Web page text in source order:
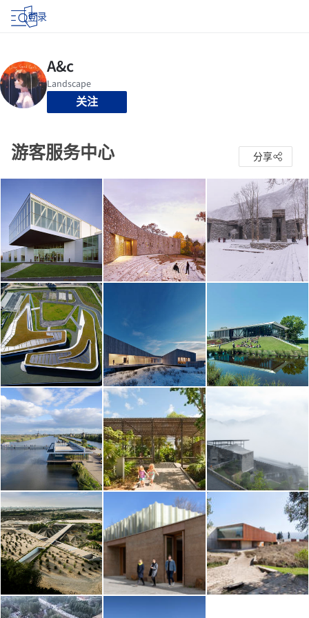
登录
关注
游客服务中心 分享